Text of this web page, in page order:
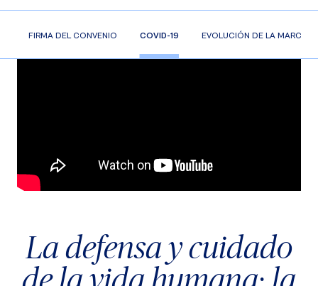
FIRMA DEL CONVENIO COVID-19 EVOLUCIÓN DE LA MARCA
Video
La defensa y cuidado
de la vida humana: la